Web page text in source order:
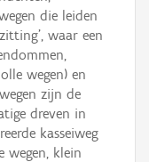
die leiden
waar een
wegen) en
zijn de
dreven in
kasseiweg
wegen, klein